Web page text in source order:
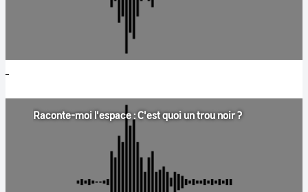
Raconte-moi l'espace : C'est quoi un trou noir ?